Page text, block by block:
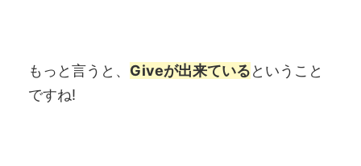
もっと言うと、 Giveが出来ているということ
ですね!